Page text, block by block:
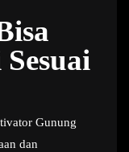
Gunung
dan